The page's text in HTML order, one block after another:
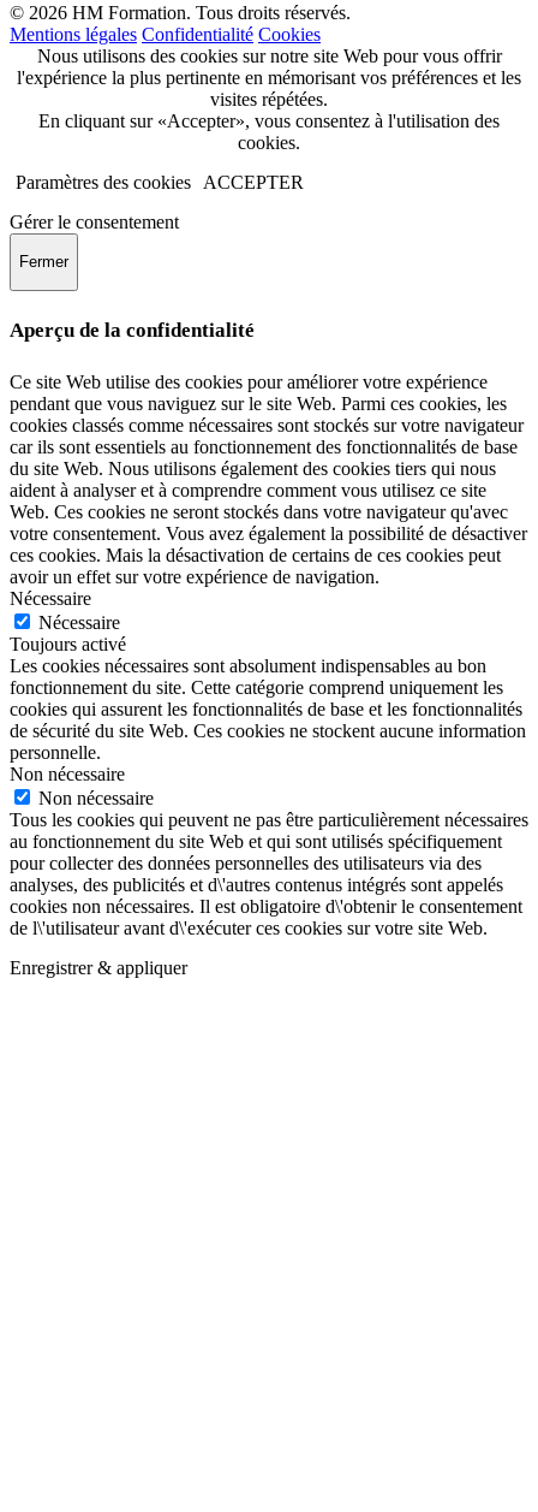
© 2026 HM Formation. Tous droits réservés.
Mentions légales Confidentialité Cookies
Nous utilisons des cookies sur notre site Web pour vous offrir
l'expérience la plus pertinente en mémorisant vos préférences et les
visites répétées.
En cliquant sur «Accepter», vous consentez à l'utilisation des
cookies.
Paramètres des cookies
ACCEPTER
Gérer le consentement
Fermer
Aperçu de la confidentialité
Ce site Web utilise des cookies pour améliorer votre expérience
pendant que vous naviguez sur le site Web. Parmi ces cookies, les
cookies classés comme nécessaires sont stockés sur votre navigateur
car ils sont essentiels au fonctionnement des fonctionnalités de base
du site Web. Nous utilisons également des cookies tiers qui nous
aident à analyser et à comprendre comment vous utilisez ce site
Web. Ces cookies ne seront stockés dans votre navigateur qu'avec
votre consentement. Vous avez également la possibilité de désactiver
ces cookies. Mais la désactivation de certains de ces cookies peut
avoir un effet sur votre expérience de navigation.
Nécessaire
Nécessaire
Toujours activé
Les cookies nécessaires sont absolument indispensables au bon
fonctionnement du site. Cette catégorie comprend uniquement les
cookies qui assurent les fonctionnalités de base et les fonctionnalités
de sécurité du site Web. Ces cookies ne stockent aucune information
personnelle.
Non nécessaire
Non nécessaire
Tous les cookies qui peuvent ne pas être particulièrement nécessaires
au fonctionnement du site Web et qui sont utilisés spécifiquement
pour collecter des données personnelles des utilisateurs via des
analyses, des publicités et d\'autres contenus intégrés sont appelés
cookies non nécessaires. Il est obligatoire d\'obtenir le consentement
de l\'utilisateur avant d\'exécuter ces cookies sur votre site Web.
Enregistrer & appliquer